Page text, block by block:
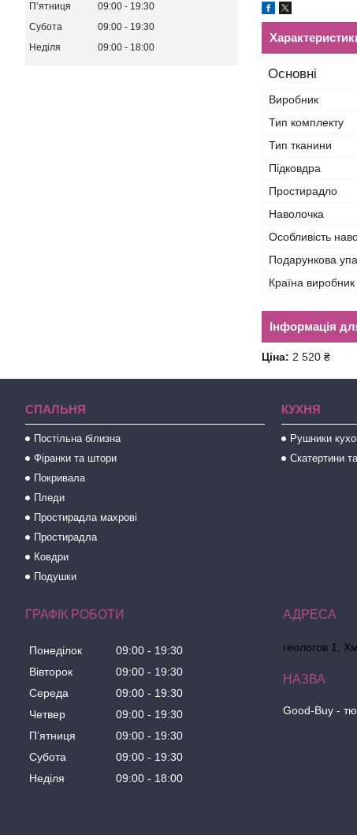
Основні
Виробник
Тип комплекту
Тип тканини
Підковдра
Простирадло
Наволочка
Особливість
Подарункова
Країна виробник
Інформація
Ціна: 2 520 ₴
Пʼятниця
09:00
19:30
Субота
09:00
19:30
Неділя
09:00 18:00
СПАЛЬНЯ
Постільна білизна
Фіранки та штори
Покривала
Пледи
Простирадла махрові
Простирадла
Ковдри
Подушки
КУХНЯ
Рушники
Скатертини
ГРАФІК РОБОТИ
Понеділок 09:00
19:30
Вівторок
09:00
19:30
Середа
09:00
19:30
Четвер
09:00
19:30
Пʼятниця
09:00
19:30
Субота
09:00
19:30
Неділя
09:00 18:00
геологов 1,
Good-Buy -